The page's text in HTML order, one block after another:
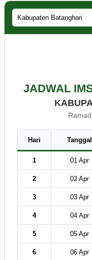
JADWAL
Hari Tanggal
1 01 Apr
2 02 Apr
3 03 Apr
4 04 Apr
5 05 Apr
6 06 Apr